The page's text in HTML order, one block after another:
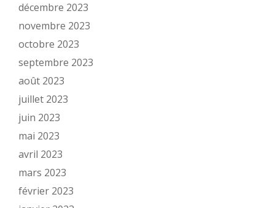
décembre 2023
novembre 2023
octobre 2023
septembre 2023
août 2023
juillet 2023
juin 2023
mai 2023
avril 2023
mars 2023
février 2023